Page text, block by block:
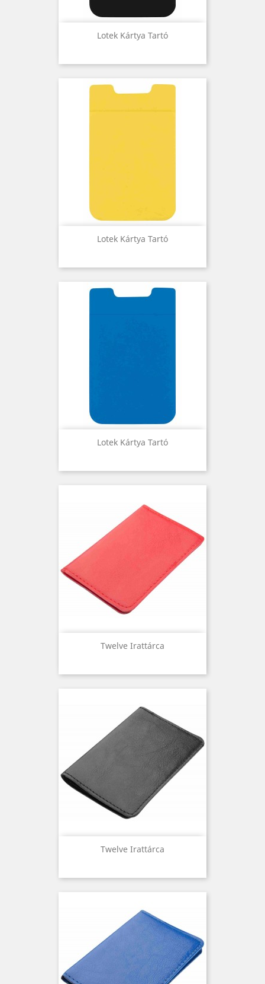
Lotek Kártya Tartó
Lotek Kártya Tartó
Lotek Kártya Tartó
Twelve Irattárca
Twelve Irattárca